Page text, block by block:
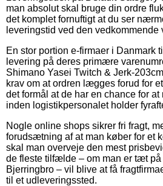
man absolut skal bruge din ordre
det komplet fornuftigt at du ser
leveringstid ved den vedkommende
En stor portion e-firmaer i Danmark
levering på deres primære
Shimano Yasei Twitch & Jerk-
krav om at ordren lægges forud for
det formål at de har en chance for at
inden logistikpersonalet holder
Nogle online shops sikrer fri fragt,
forudsætning af at man køber for et
skal man overveje den mest
de fleste tilfælde – om man er tæt
Bjerringbro – vil blive at få
til et udleveringssted.